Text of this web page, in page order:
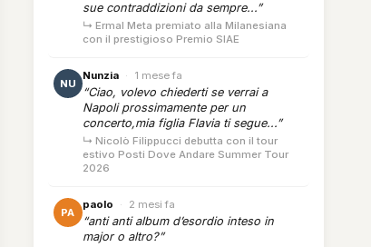
sue contraddizioni da sempre...”
↳ Ermal Meta premiato alla Milanesiana
con il prestigioso Premio SIAE
NU
Nunzia · 1 mese fa
“Ciao, volevo chiederti se verrai a
Napoli prossimamente per un
concerto,mia figlia Flavia ti segue...”
↳ Nicolò Filippucci debutta con il tour
estivo Posti Dove Andare Summer Tour
2026
PA
paolo · 2 mesi fa
“anti anti album d’esordio inteso in
major o altro?”